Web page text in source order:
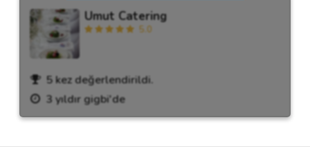
Umut Catering
5.0
5 kez değerlendirildi.
3 yıldır gigbi'de